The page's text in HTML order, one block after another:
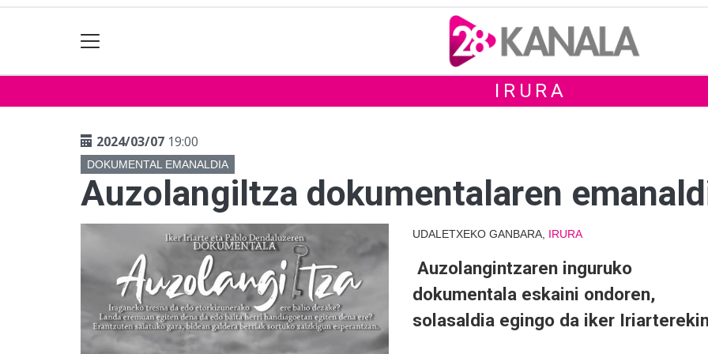
IRURA
2024/03/07 19:00
DOKUMENTAL EMANALDIA
Auzolangiltza dokumentalaren
UDALETXEKO GANBARA, IRURA
Auzolangintzaren inguruko
dokumentala eskaini ondoren,
solasaldia egingo da iker